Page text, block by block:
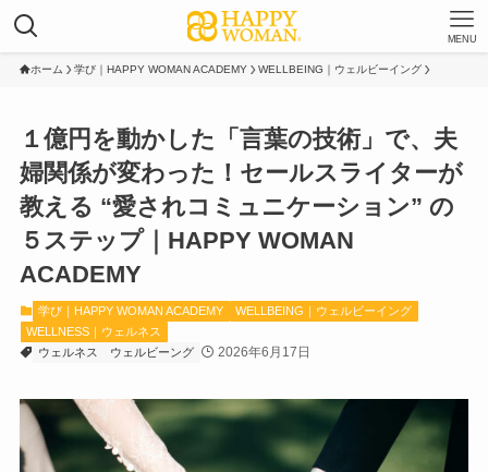
MENU
ホーム 学び｜HAPPY WOMAN ACADEMY WELLBEING｜ウェルビーイング
１億円を動かした「言葉の技術」で、夫
婦関係が変わった！セールスライターが
教える “愛されコミュニケーション” の
５ステップ｜HAPPY WOMAN
ACADEMY
学び｜HAPPY WOMAN ACADEMY
WELLBEING｜ウェルビーイング
WELLNESS｜ウェルネス
ウェルネス
ウェルビーング 2026年6月17日